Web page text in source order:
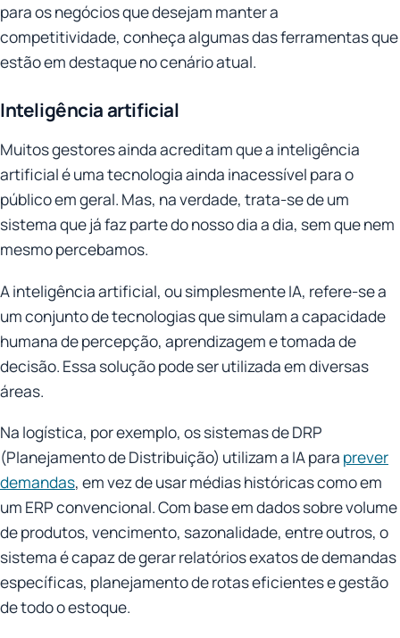
para os negócios que desejam manter a
competitividade, conheça algumas das ferramentas que
estão em destaque no cenário atual.
Inteligência artificial
Muitos gestores ainda acreditam que a inteligência
artificial é uma tecnologia ainda inacessível para o
público em geral. Mas, na verdade, trata-se de um
sistema que já faz parte do nosso dia a dia, sem que nem
mesmo percebamos.
A inteligência artificial, ou simplesmente IA, refere-se a
um conjunto de tecnologias que simulam a capacidade
humana de percepção, aprendizagem e tomada de
decisão. Essa solução pode ser utilizada em diversas
áreas.
Na logística, por exemplo, os sistemas de DRP
(Planejamento de Distribuição) utilizam a IA para prever
demandas, em vez de usar médias históricas como em
um ERP convencional. Com base em dados sobre volume
de produtos, vencimento, sazonalidade, entre outros, o
sistema é capaz de gerar relatórios exatos de demandas
específicas, planejamento de rotas eficientes e gestão
de todo o estoque.